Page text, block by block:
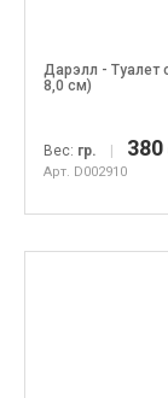
Дарэлл - Туалет
8,0 см)
Вес: гр. |
Арт. D002910